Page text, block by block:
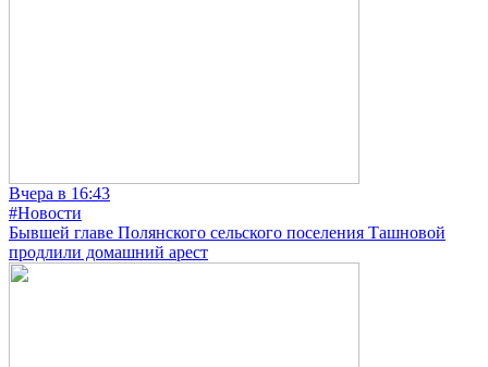
Вчера в 16:43
#Новости
Бывшей главе Полянского сельского поселения Ташновой
продлили домашний арест